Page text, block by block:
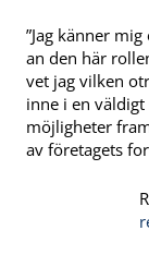
”Jag känner
an den här
vet jag vilken
inne i en
möjligheter
av företagets